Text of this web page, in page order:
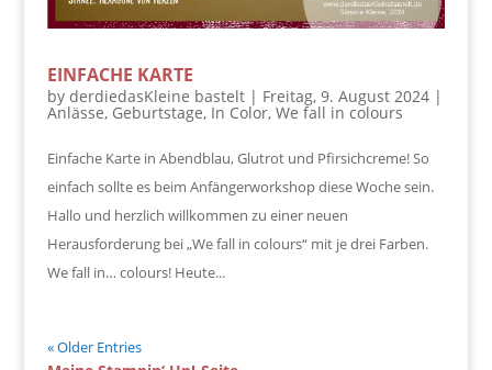
EINFACHE KARTE
by derdiedasKleine bastelt| Freitag, 9. August 2024|
Anlässe, Geburtstage, In Color, We fall in colours
Einfache Karte in Abendblau, Glutrot und Pfirsichcreme! So
einfach sollte es beim Anfängerworkshop diese Woche sein.
Hallo und herzlich willkommen zu einer neuen
Herausforderung bei „We fall in colours“ mit je drei Farben.
We fall in… colours! Heute...
« Older Entries